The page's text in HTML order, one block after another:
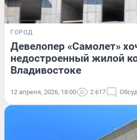
ГОРОД
Девелопер «Самолет»
недостроенный жилой
Владивостоке
12 апреля, 2026, 18:00 2 617